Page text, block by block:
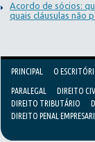
Acordo de sócios:
quais cláusulas não
PRINCIPAL O
PARALEGAL DIREITO
DIREITO TRIBUTÁRIO
DIREITO PENAL